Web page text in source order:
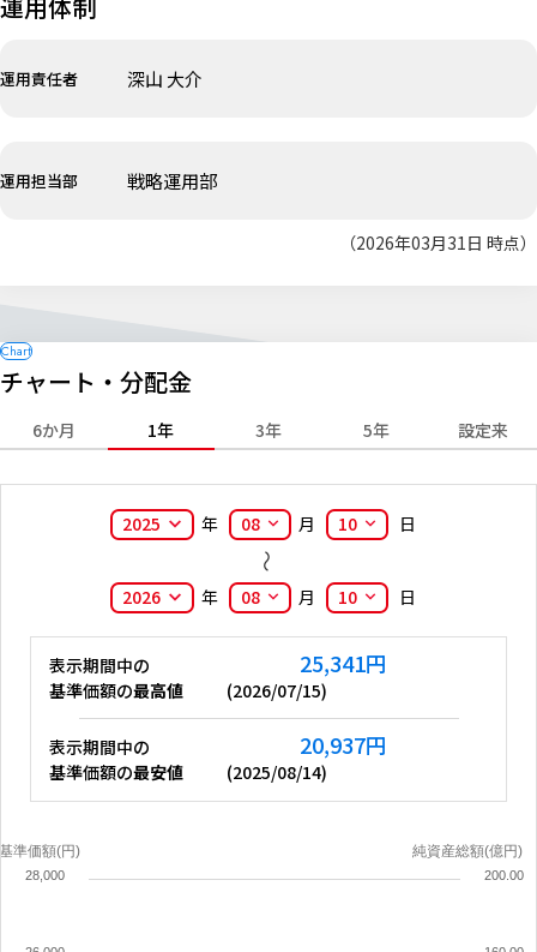
運用責任者 深山 大介
運用担当部 戦略運用部
（2026年03月31日 時点）
チャート・分配金
6か月 1年 3年 5年 設定来
2025 年 08 月 10 日
2026 年 08 月 10 日
表示期間中の
基準価額の最高値
25,341円
(2026/07/15)
表示期間中の
基準価額の最安値
20,937円
(2025/08/14)
基準価額(円) 純資産総額(億円)
28,000 200.00